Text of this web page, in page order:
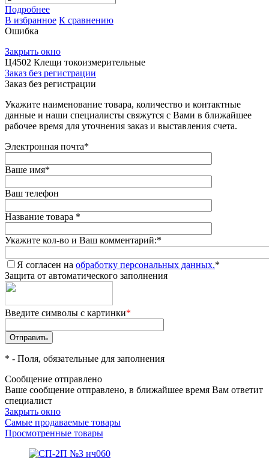
Подробнее
В избранное К сравнению
Ошибка
Закрыть окно
Ц4502 Клещи токоизмерительные
Заказ без регистрации
Заказ без регистрации
Укажите наименование товара, количество и контактные
данные и наши специалисты свяжутся с Вами в ближайшее
рабочее время для уточнения заказ и выставления счета.
Электронная почта*
Ваше имя*
Ваш телефон
Название товара *
Укажите кол-во и Ваш комментарий:*
Я согласен на обработку персональных данных.*
Защита от автоматического заполнения
Введите символы с картинки*
* - Поля, обязательные для заполнения
Сообщение отправлено
Ваше сообщение отправлено, в ближайшее время Вам ответит
специалист
Закрыть окно
Самые продаваемые товары
Просмотренные товары